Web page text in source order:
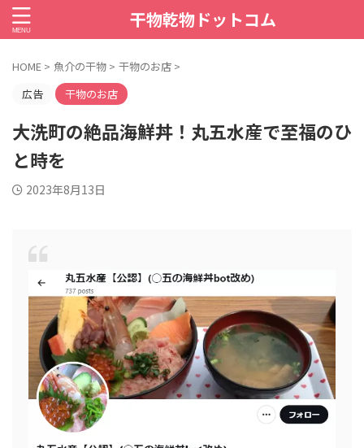
干物乾物ドットコム
HOME > 魚介の干物 > 干物のお店 >
広告
干物のお店
大洗町の絶品海鮮丼！丸五水産で至福のひ
と時を
2023年8月13日